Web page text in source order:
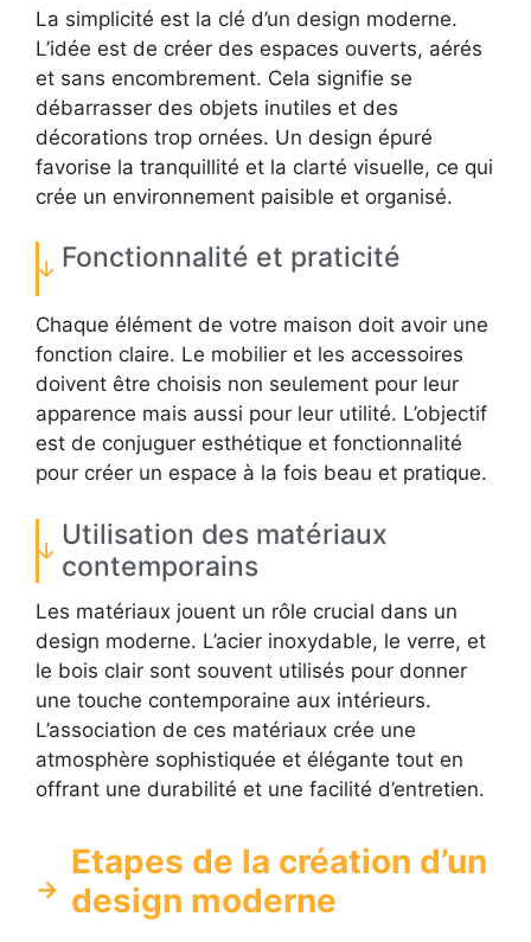
La simplicité est la clé d’un design moderne.
L’idée est de créer des espaces ouverts, aérés
et sans encombrement. Cela signifie se
débarrasser des objets inutiles et des
décorations trop ornées. Un design épuré
favorise la tranquillité et la clarté visuelle, ce qui
crée un environnement paisible et organisé.
Fonctionnalité et praticité
Chaque élément de votre maison doit avoir une
fonction claire. Le mobilier et les accessoires
doivent être choisis non seulement pour leur
apparence mais aussi pour leur utilité. L’objectif
est de conjuguer esthétique et fonctionnalité
pour créer un espace à la fois beau et pratique.
Utilisation des matériaux
contemporains
Les matériaux jouent un rôle crucial dans un
design moderne. L’acier inoxydable, le verre, et
le bois clair sont souvent utilisés pour donner
une touche contemporaine aux intérieurs.
L’association de ces matériaux crée une
atmosphère sophistiquée et élégante tout en
offrant une durabilité et une facilité d’entretien.
Etapes de la création d’un
design moderne